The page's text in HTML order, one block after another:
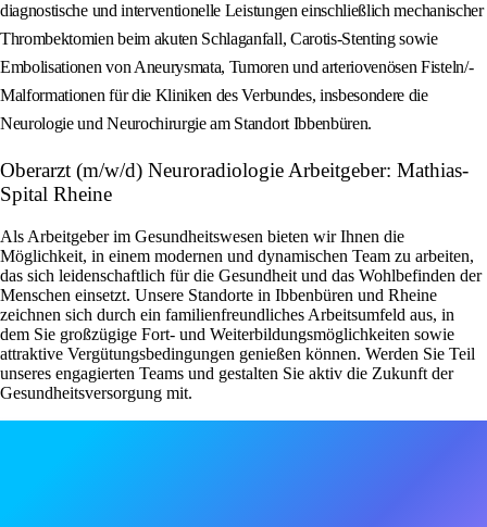
diagnostische und interventionelle Leistungen einschließlich mechanischer
Thrombektomien beim akuten Schlaganfall, Carotis-Stenting sowie
Embolisationen von Aneurysmata, Tumoren und arteriovenösen Fisteln/-
Malformationen für die Kliniken des Verbundes, insbesondere die
Neurologie und Neurochirurgie am Standort Ibbenbüren.
Oberarzt (m/w/d) Neuroradiologie Arbeitgeber: Mathias-
Spital Rheine
Als Arbeitgeber im Gesundheitswesen bieten wir Ihnen die
Möglichkeit, in einem modernen und dynamischen Team zu arbeiten,
das sich leidenschaftlich für die Gesundheit und das Wohlbefinden der
Menschen einsetzt. Unsere Standorte in Ibbenbüren und Rheine
zeichnen sich durch ein familienfreundliches Arbeitsumfeld aus, in
dem Sie großzügige Fort- und Weiterbildungsmöglichkeiten sowie
attraktive Vergütungsbedingungen genießen können. Werden Sie Teil
unseres engagierten Teams und gestalten Sie aktiv die Zukunft der
Gesundheitsversorgung mit.